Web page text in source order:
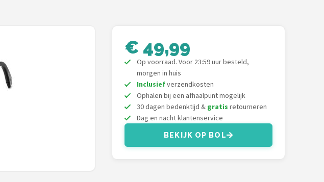
€ 49,99
Op voorraad. Voor 23:59 uur besteld,
morgen in huis
Inclusiefverzendkosten
Ophalen bij een afhaalpunt mogelijk
30 dagen bedenktijd & gratis retourneren
Dag en nacht klantenservice
BEKIJK OP BOL